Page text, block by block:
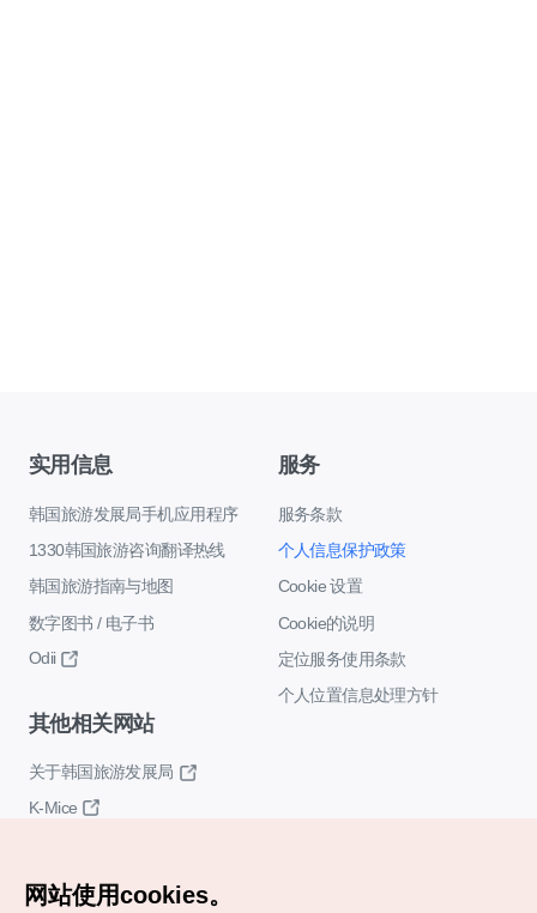
实用信息
韩国旅游发展局手机应用程序
1330韩国旅游咨询翻译热线
韩国旅游指南与地图
数字图书 / 电子书
Odii
服务
服务条款
个人信息保护政策
Cookie 设置
Cookie的说明
定位服务使用条款
个人位置信息处理方针
其他相关网站
关于韩国旅游发展局
K-Mice
网站使用cookies。